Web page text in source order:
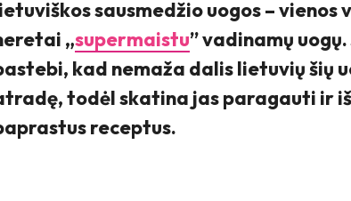
sausmedžio uogos – vienos
„supermaistu” vadinamų
kad nemaža dalis lietuvių šių
todėl skatina jas paragauti ir
receptus.